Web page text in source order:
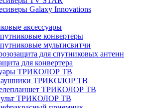
Galaxy Innovations
аксессуары
конвертеры
мультисвитчи
для спутниковых антенн
для конвертера
ТРИКОЛОР ТВ
ТРИКОЛОР ТВ
ТРИКОЛОР ТВ
ТРИКОЛОР ТВ